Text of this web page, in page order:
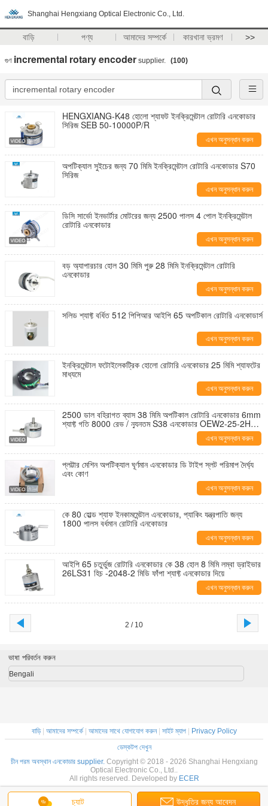
Shanghai Hengxiang Optical Electronic Co., Ltd.
বাড়ি পণ্য আমাদের সম্পর্কে কারখানা ভ্রমণ >>
গুণ incremental rotary encoder supplier. (100)
HENGXIANG-K48 হোলো শ্যাফট ইনক্রিমেন্টাল রোটারি এনকোডার
সিরিজ SEB 50-10000P/R
এখন অনুসন্ধান করুন
অপটিক্যাল সুইচের জন্য 70 মিমি ইনক্রিমেন্টাল রোটারি এনকোডার S70
সিরিজ
এখন অনুসন্ধান করুন
ডিসি সার্ভো ইনভার্টার মোটরের জন্য 2500 পালস 4 পোল ইনক্রিমেন্টাল
রোটারি এনকোডার
এখন অনুসন্ধান করুন
বড় অ্যাপারচার হোল 30 মিমি পুরু 28 মিমি ইনক্রিমেন্টাল রোটারি
এনকোডার
এখন অনুসন্ধান করুন
সলিড শ্যাফ্ট বর্ধিত 512 পিপিআর আইপি 65 অপটিকাল রোটারি এনকোডার্স
এখন অনুসন্ধান করুন
ইনক্রিমেন্টাল ফটোইলেকট্রিক হোলো রোটারি এনকোডার 25 মিমি শ্যাফটের
মাধ্যমে
এখন অনুসন্ধান করুন
2500 ডাল বহিরাগত ব্যাস 38 মিমি অপটিকাল রোটারি এনকোডার 6mm
শ্যাফ্ট গতি 8000 রেভ / ন্যূনতম S38 এনকোডার OEW2-25-2HC
এখন অনুসন্ধান করুন
প্লট্টার মেশিন অপটিক্যাল ঘূর্ণমান এনকোডার ডি টাইপ স্লট পরিমাপ দৈর্ঘ্য
এবং কোণ
এখন অনুসন্ধান করুন
কে 80 হোল্ড শ্যাফ ইনকামমেন্টাল এনকোডার, প্যাকিং যন্ত্রপাতি জন্য
1800 পালস বর্ধমান রোটারি এনকোডার
এখন অনুসন্ধান করুন
আইপি 65 চতুর্ভুজ রোটারি এনকোডার কে 38 হোল 8 মিমি লম্বা ড্রাইভার
26LS31 হিচ -2048-2 মিডি ফাঁপা শ্যাফ্ট এনকোডার দিয়ে
এখন অনুসন্ধান করুন
2 / 10
চ্যাট উদ্ধৃতির জন্য আবেদন
ভাষা পরিবর্তন করুন
Bengali
বাড়ি| আমাদের সম্পর্কে| আমাদের সাথে যোগাযোগ করুন| সাইট ম্যাপ|
Privacy Policy
ডেস্কটপ দেখুন
চীন পরম অবস্থান এনকোডার supplier. Copyright © 2018 - 2026 Shanghai Hengxiang
Optical Electronic Co., Ltd..
All rights reserved. Developed by ECER